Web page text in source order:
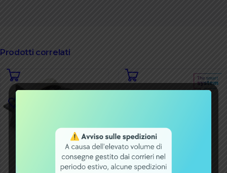
Prodotti correlati